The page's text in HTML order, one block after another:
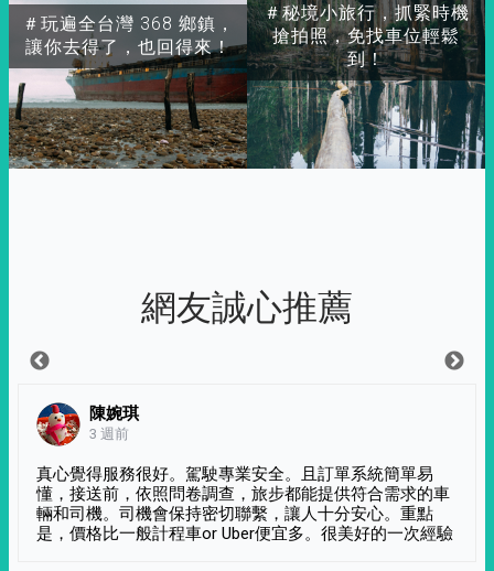
＃玩遍全台灣 368 鄉鎮，
讓你去得了，也回得來！
＃秘境小旅行，抓緊時機
搶拍照，免找車位輕鬆
到！
網友誠心推薦
陳婉琪
3 週前
真心覺得服務很好。駕駛專業安全。且訂單系統簡單易
懂，接送前，依照問卷調查，旅步都能提供符合需求的車
輛和司機。司機會保持密切聯繫，讓人十分安心。重點
是，價格比一般計程車or Uber便宜多。很美好的一次經驗